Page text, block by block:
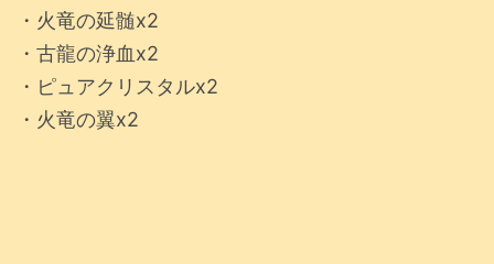
・火竜の延髄x2
・古龍の浄血x2
・ピュアクリスタルx2
・火竜の翼x2